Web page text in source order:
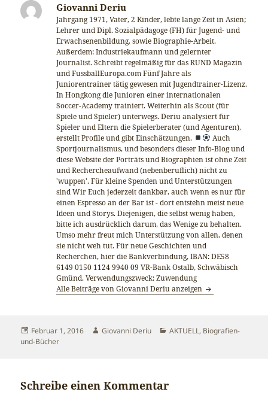
Giovanni Deriu
Jahrgang 1971, Vater, 2 Kinder, lebte lange Zeit in Asien;
Lehrer und Dipl. Sozialpädagoge (FH) für Jugend- und
Erwachsenenbildung, sowie Biographie-Arbeit.
Außerdem: Industriekaufmann und gelernter
Journalist. Schreibt regelmäßig für das RUND Magazin
und FussballEuropa.com Fünf Jahre als
Juniorentrainer tätig gewesen mit Jugendtrainer-Lizenz.
In Hongkong die Junioren einer internationalen
Soccer-Academy trainiert. Weiterhin als Scout (für
Spiele und Spieler) unterwegs. Deriu analysiert für
Spieler und Eltern die Spielerberater (und Agenturen),
erstellt Profile und gibt Einschätzungen.
Auch
Sportjournalismus, und besonders dieser Info-Blog und
diese Website der Porträts und Biographien ist ohne Zeit
und Rechercheaufwand (nebenberuflich) nicht zu
'wuppen'. Für kleine Spenden und Unterstützungen
sind Wir Euch jederzeit dankbar, auch wenn es nur für
einen Espresso an der Bar ist - dort entstehn meist neue
Ideen und Storys. Diejenigen, die selbst wenig haben,
bitte ich ausdrücklich darum, das Wenige zu behalten.
Umso mehr freut mich Unterstützung von allen, denen
sie nicht weh tut. Für neue Geschichten und
Recherchen, hier die Bankverbindung, IBAN: DE58
6149 0150 1124 9940 09 VR-Bank Ostalb, Schwäbisch
Gmünd. Verwendungszweck: Zuwendung
Alle Beiträge von Giovanni Deriu anzeigen
Veröffentlicht
am
Februar 1, 2016 Autor
Giovanni Deriu Kategorien
AKTUELL, Biografien-
und-Bücher
Schreibe einen Kommentar